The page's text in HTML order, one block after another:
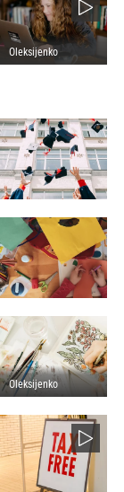
Oleksijenko
Oleksijenko